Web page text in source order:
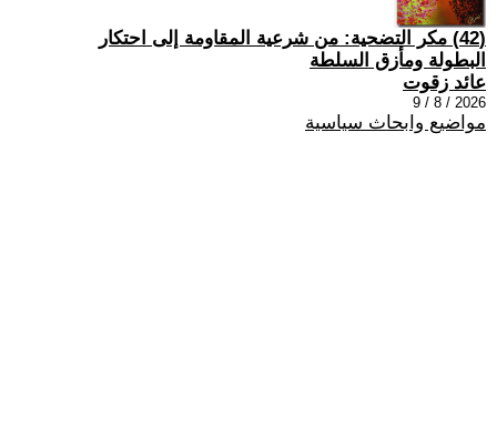
(42) مكر التضحية: من شرعية المقاومة إلى احتكار
البطولة ومأزق السلطة
عائد زقوت
2026 / 8 / 9
مواضيع وابحاث سياسية